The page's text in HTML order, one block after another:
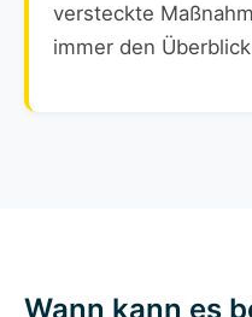
versteckte
immer den
Wann kann es